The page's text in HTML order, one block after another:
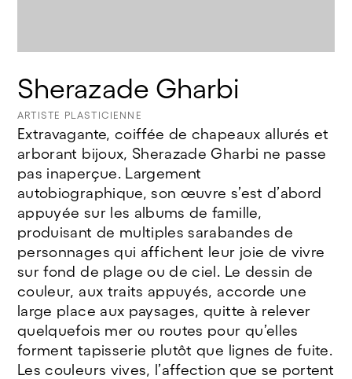
Sherazade Gharbi
ARTISTE PLASTICIENNE
Extravagante, coiffée de chapeaux allurés et
arborant bijoux, Sherazade Gharbi ne passe
pas inaperçue. Largement
autobiographique, son œuvre s’est d’abord
appuyée sur les albums de famille,
produisant de multiples sarabandes de
personnages qui affichent leur joie de vivre
sur fond de plage ou de ciel. Le dessin de
couleur, aux traits appuyés, accorde une
large place aux paysages, quitte à relever
quelquefois mer ou routes pour qu’elles
forment tapisserie plutôt que lignes de fuite.
Les couleurs vives, l’affection que se portent